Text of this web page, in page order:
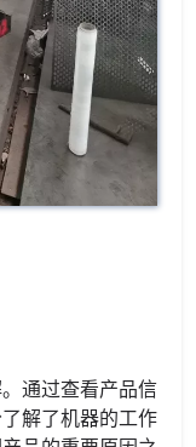
通过查看产品信
解了机器的工作